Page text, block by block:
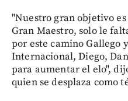
"Nuestro gran objetivo
Gran Maestro, solo le
por este camino Gallego
Internacional, Diego,
para aumentar el elo",
quien se desplaza como